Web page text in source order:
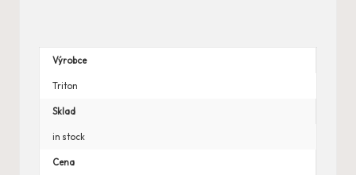
Výrobce
Triton
Sklad
in stock
Cena